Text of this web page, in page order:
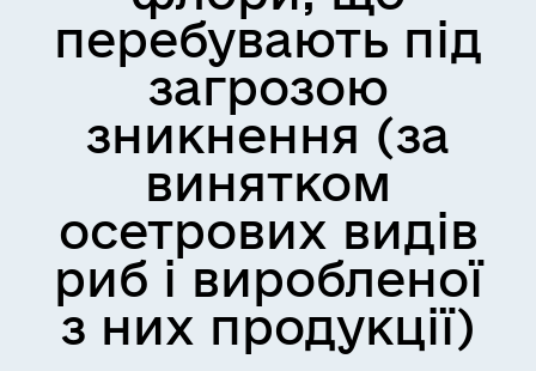
перебувають під
загрозою
зникнення (за
винятком
осетрових видів
риб і виробленої
з них продукції)